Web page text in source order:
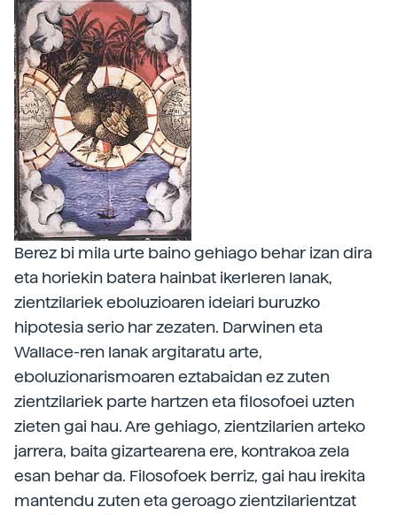
Berez bi mila urte baino gehiago behar izan dira
eta horiekin batera hainbat ikerleren lanak,
zientzilariek eboluzioaren ideiari buruzko
hipotesia serio har zezaten. Darwinen eta
Wallace-ren lanak argitaratu arte,
eboluzionarismoaren eztabaidan ez zuten
zientzilariek parte hartzen eta filosofoei uzten
zieten gai hau. Are gehiago, zientzilarien arteko
jarrera, baita gizartearena ere, kontrakoa zela
esan behar da. Filosofoek berriz, gai hau irekita
mantendu zuten eta geroago zientzilarientzat